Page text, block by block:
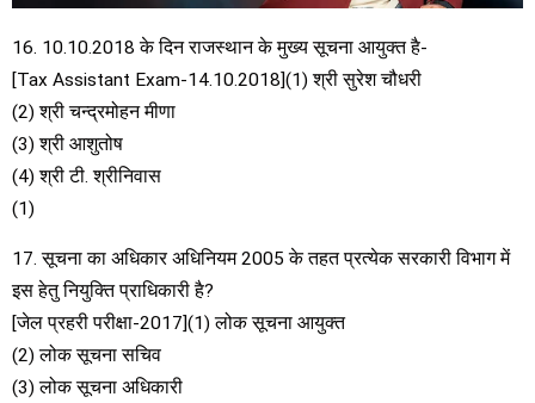
16. 10.10.2018 के दिन राजस्थान के मुख्य सूचना आयुक्त है-
[Tax Assistant Exam-14.10.2018](1) श्री सुरेश चौधरी
(2) श्री चन्द्रमोहन मीणा
(3) श्री आशुतोष
(4) श्री टी. श्रीनिवास
(1)
17. सूचना का अधिकार अधिनियम 2005 के तहत प्रत्येक सरकारी विभाग में
इस हेतु नियुक्ति प्राधिकारी है?
[जेल प्रहरी परीक्षा-2017](1) लोक सूचना आयुक्त
(2) लोक सूचना सचिव
(3) लोक सूचना अधिकारी